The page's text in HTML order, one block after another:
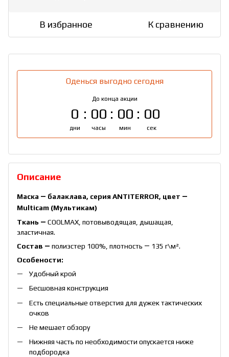
В избранное К сравнению
Оденься выгодно сегодня
До конца акции
0
дни
00
часы
00
мин
00
сек
Описание
Маска ― балаклава, серия ANTITERROR, цвет ―
Multicam (Мультикам)
Ткань ― COOLMAX, потовыводящая, дышащая,
эластичная.
Состав ― полиэстер 100%, плотность ― 135 г\м².
Особености:
Удобный крой
Бесшовная конструкция
Есть специальные отверстия для дужек тактических
очков
Не мешает обзору
Нижняя часть по необходимости опускается ниже
подбородка